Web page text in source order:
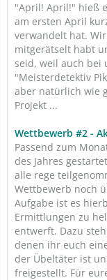
"April! April!" hieß
am ersten April
verwandelt hat.
mitgerätselt habt
seid, weil auch bei
"Meisterdetektiv
aber natürlich wie
Projekt ...
Wettbewerb #2 -
Passend zum
des Jahres
alle rege
Wettbewerb noch
Aufgabe ist es
Ermittlungen zu
entwerft. Dazu
denen ihr euch
der Übeltäter ist
freigestellt. Für